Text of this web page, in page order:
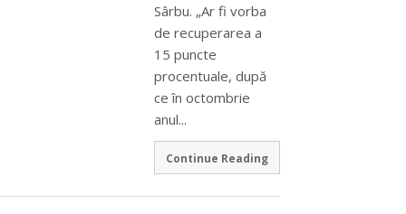
Sârbu. „Ar fi vorba
de recuperarea a
15 puncte
procentuale, după
ce în octombrie
anul...
Continue Reading